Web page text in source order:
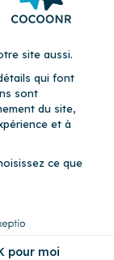
– Politique de